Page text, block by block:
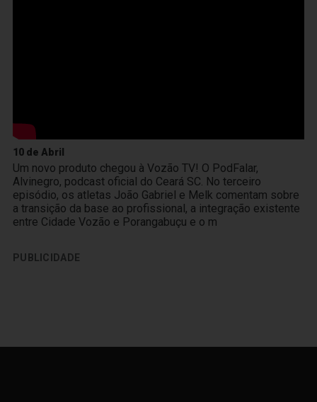
10 de Abril
Um novo produto chegou à Vozão TV! O PodFalar,
Alvinegro, podcast oficial do Ceará SC. No terceiro
episódio, os atletas João Gabriel e Melk comentam sobre
a transição da base ao profissional, a integração existente
entre Cidade Vozão e Porangabuçu e o m
PUBLICIDADE